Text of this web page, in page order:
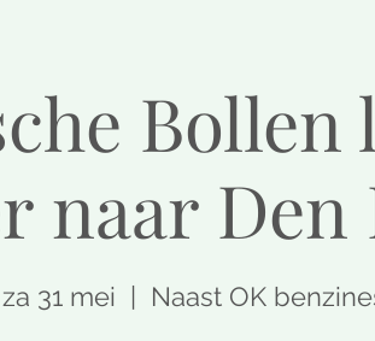
Bollen
naar Den
za 31 mei
  |
Naast OK